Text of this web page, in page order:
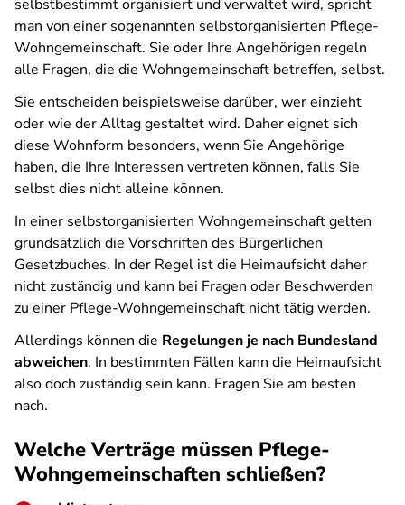
selbstbestimmt organisiert und verwaltet wird, spricht
man von einer sogenannten selbstorganisierten Pflege-
Wohngemeinschaft. Sie oder Ihre Angehörigen regeln
alle Fragen, die die Wohngemeinschaft betreffen, selbst.
Sie entscheiden beispielsweise darüber, wer einzieht
oder wie der Alltag gestaltet wird. Daher eignet sich
diese Wohnform besonders, wenn Sie Angehörige
haben, die Ihre Interessen vertreten können, falls Sie
selbst dies nicht alleine können.
In einer selbstorganisierten Wohngemeinschaft gelten
grundsätzlich die Vorschriften des Bürgerlichen
Gesetzbuches. In der Regel ist die Heimaufsicht daher
nicht zuständig und kann bei Fragen oder Beschwerden
zu einer Pflege-Wohngemeinschaft nicht tätig werden.
Allerdings können die Regelungen je nach Bundesland
abweichen. In bestimmten Fällen kann die Heimaufsicht
also doch zuständig sein kann. Fragen Sie am besten
nach.
Welche Verträge müssen Pflege-
Wohngemeinschaften schließen?